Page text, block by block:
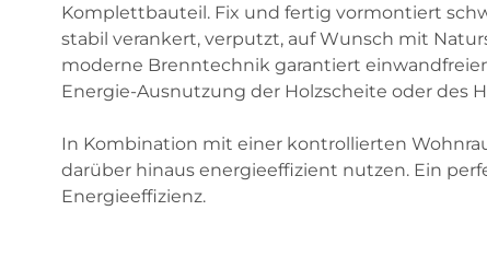
Komplettbauteil. Fix und fertig vormontiert
stabil verankert, verputzt, auf Wunsch mit
moderne Brenntechnik garantiert
Energie-Ausnutzung der Holzscheite oder des
In Kombination mit einer kontrollierten
darüber hinaus energieeffizient nutzen. Ein
Energieeffizienz.